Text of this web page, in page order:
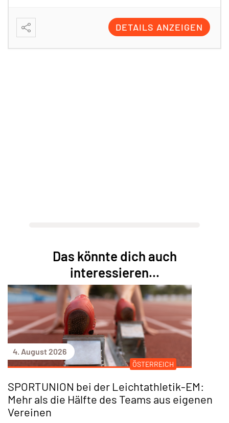
DETAILS ANZEIGEN
Das könnte dich auch
interessieren...
4. August 2026
ÖSTERREICH
SPORTUNION bei der Leichtathletik-EM:
Mehr als die Hälfte des Teams aus eigenen
Vereinen